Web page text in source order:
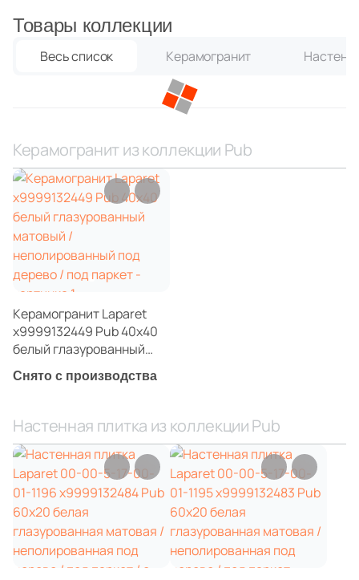
Италия
Форма
Квадратная
Прямоугольная
Формы шеврон
Восьмиугольная
Материал
Керамическая
Товары коллекции
Весь список Керамогранит
Керамогранит из коллекции Pub
Керамогранит Laparet
х9999132449 Pub 40x40
белый глазурованный
матовый /
неполированный под
Снято с производства
Настенная плитка из коллекции Pub